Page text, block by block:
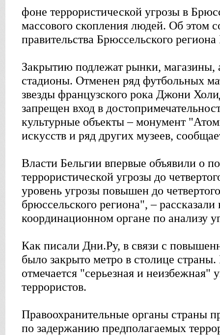
фоне террористической угрозы в
массового скопления людей. Об этом
правительства Брюссельского
Закрытию подлежат рынки, магазины,
стадионы. Отменен ряд футбольных
звезды французского рока Джони
запрещен вход в
культурные объекты – монумент
искусств и ряд других музеев,
Власти Бельгии впервые объявили о
террористической угрозы до
уровень угрозы повышен до
брюссельского региона", – рассказали
координационном органе по анализу
Как писали Дни.Ру, в связи с
было закрыто метро в столице страны.
отмечается "серьезная и неизбежная"
террористов.
Правоохранительные органы страны
по задержанию предполагаемых